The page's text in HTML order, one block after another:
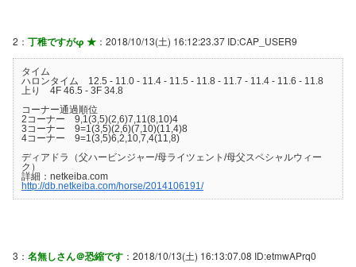
2： 丁稚ですがφ ★ ：2018/10/13(土) 16:12:23.37 ID:CAP_USER9
タイム
ハロンタイム 12.5 - 11.0 - 11.4 - 11.5 - 11.8 - 11.7 - 11.4 - 11.6 - 11.8
上り 4F 46.5 - 3F 34.8
コーナー通過順位
2コーナー 9,1(3,5)(2,6)7,11(8,10)4
3コーナー 9=1(3,5)(2,6)(7,10)(11,4)8
4コーナー 9=1(3,5)6,2,10,7,4(11,8)
ディアドラ（父ハービンジャー/母ライツェント/母父スペシャルウィー
ク）
詳細：netkeiba.com
http://db.netkeiba.com/horse/2014106191/
3： 名無しさん＠恐縮です ：2018/10/13(土) 16:13:07.08 ID:etmwAPrq0